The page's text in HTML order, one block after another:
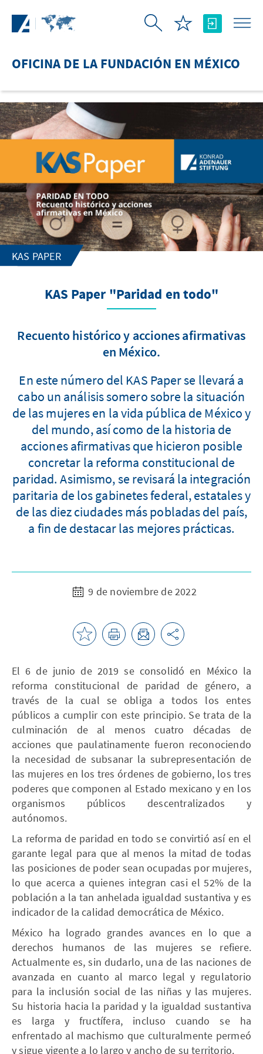
OFICINA DE LA FUNDACIÓN EN MÉXICO
KAS PAPER
KAS Paper "Paridad en todo"
Recuento histórico y acciones afirmativas
en México.
En este número del KAS Paper se llevará a
cabo un análisis somero sobre la situación
de las mujeres en la vida pública de México y
del mundo, así como de la historia de
acciones afirmativas que hicieron posible
concretar la reforma constitucional de
paridad. Asimismo, se revisará la integración
paritaria de los gabinetes federal, estatales y
de las diez ciudades más pobladas del país,
a fin de destacar las mejores prácticas.
9 de noviembre de 2022
El 6 de junio de 2019 se consolidó en México la
reforma constitucional de paridad de género, a
través de la cual se obliga a todos los entes
públicos a cumplir con este principio. Se trata de la
culminación de al menos cuatro décadas de
acciones que paulatinamente fueron reconociendo
la necesidad de subsanar la subrepresentación de
las mujeres en los tres órdenes de gobierno, los tres
poderes que componen al Estado mexicano y en los
organismos públicos descentralizados y
autónomos.
La reforma de paridad en todo se convirtió así en el
garante legal para que al menos la mitad de todas
las posiciones de poder sean ocupadas por mujeres,
lo que acerca a quienes integran casi el 52% de la
población a la tan anhelada igualdad sustantiva y es
indicador de la calidad democrática de México.
México ha logrado grandes avances en lo que a
derechos humanos de las mujeres se refiere.
Actualmente es, sin dudarlo, una de las naciones de
avanzada en cuanto al marco legal y regulatorio
para la inclusión social de las niñas y las mujeres.
Su historia hacia la paridad y la igualdad sustantiva
es larga y fructífera, incluso cuando se ha
enfrentado al machismo que culturalmente permeó
y sigue vigente a lo largo y ancho de su territorio.